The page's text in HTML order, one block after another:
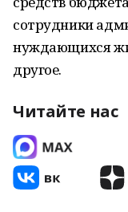
сотрудники
нуждающихся
другое.
Читайте нас